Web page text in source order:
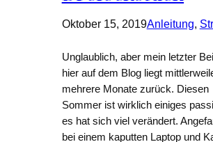
Oktober 15, 2019Anleitung,
Unglaublich, aber mein letzter
hier auf dem Blog liegt
mehrere Monate zurück. Diesen
Sommer ist wirklich einiges
es hat sich viel verändert.
bei einem kaputten Laptop und